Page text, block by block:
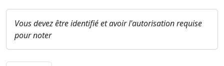
Vous devez être identifié et avoir l'autorisation requise
pour noter